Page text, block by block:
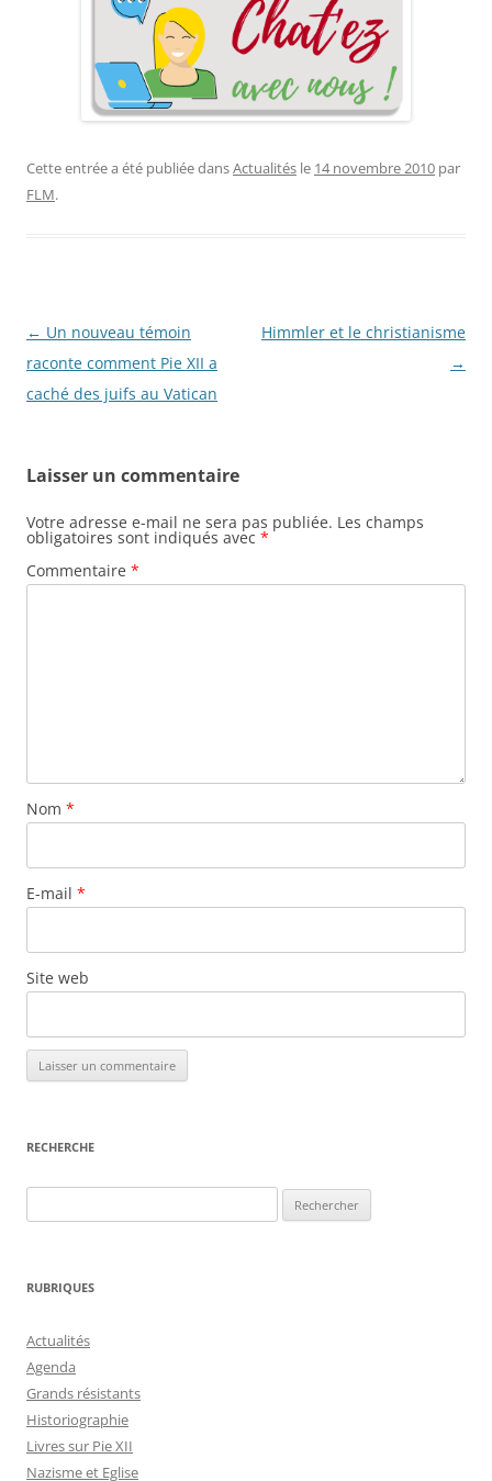
Cette entrée a été publiée dansActualités le 14 novembre 2010 par
FLM.
Navigation
des
articles
← Un nouveau témoin
raconte comment Pie XII a
caché des juifs au Vatican
Himmler et le christianisme
→
Laisser un commentaire
Votre adresse e-mail ne sera pas publiée. Les champs
obligatoires sont indiqués avec *
Commentaire *
Nom *
E-mail *
Site web
RECHERCHE
RUBRIQUES
Actualités
Agenda
Grands résistants
Historiographie
Livres sur Pie XII
Nazisme et Eglise